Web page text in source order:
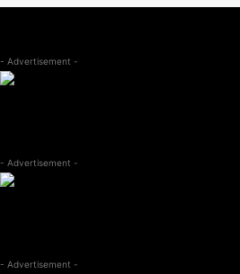
- Advertisement -
- Advertisement -
- Advertisement -